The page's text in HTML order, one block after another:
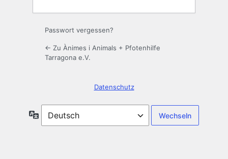
Passwort vergessen?
← Zu Ànimes i Animals + Pfotenhilfe
Tarragona e.V.
Datenschutz
Sprache